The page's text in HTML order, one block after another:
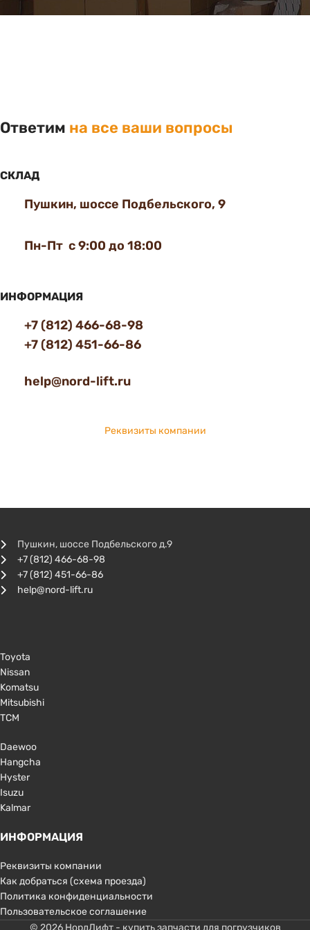
Ответим на все ваши вопросы
СКЛАД
Пушкин, шоссе Подбельского, 9
Пн-Пт с 9:00 до 18:00
ИНФОРМАЦИЯ
+7 (812) 466-68-98
+7 (812) 451-66-86
help@nord-lift.ru
Реквизиты компании
Пушкин, шоссе Подбельского д.9
+7 (812) 466-68-98
+7 (812) 451-66-86
help@nord-lift.ru
Toyota
Nissan
Komatsu
Mitsubishi
TCM
Daewoo
Hangcha
Hyster
Isuzu
Kalmar
ИНФОРМАЦИЯ
Реквизиты компании
Как добраться (схема проезда)
Политика конфиденциальности
Пользовательское соглашение